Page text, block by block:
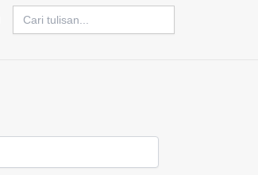
Search
for: